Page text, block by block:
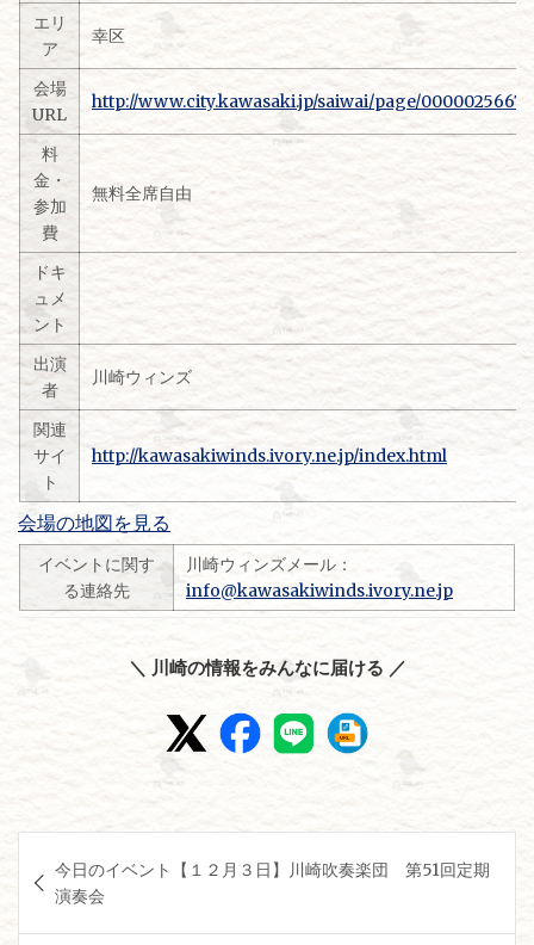
エリ
ア
幸区
会場
URL
http://www.city.kawasaki.jp/saiwai/page/
料
金・
参加
費
無料全席自由
ドキ
ュメ
ント
出演
者
川崎ウィンズ
関連
サイ
ト
http://kawasakiwinds.ivory.ne.jp/index.html
会場の地図を見る
イベントに関す
る連絡先
川崎ウィンズメール：
info@kawasakiwinds.ivory.ne.jp
＼ 川崎の情報をみんなに届ける ／
稿
ナ
今日のイベント【１２月３日】川崎吹奏楽団 第51回定期
演奏会